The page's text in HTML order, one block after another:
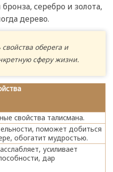
серебро и золота,
дерево.
оберега и
сферу жизни.
свойства талисмана.
поможет добиться
обогатит мудростью.
усиливает
дар